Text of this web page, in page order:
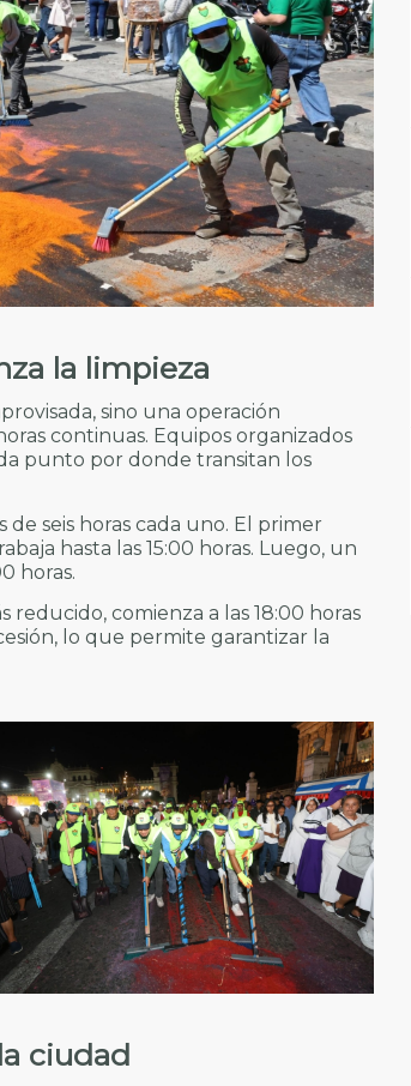
la limpieza
sino una operación
continuas. Equipos organizados
punto por donde transitan los
seis horas cada uno. El primer
hasta las 15:00 horas. Luego, un
horas.
comienza a las 18:00 horas
lo que permite garantizar la
ciudad